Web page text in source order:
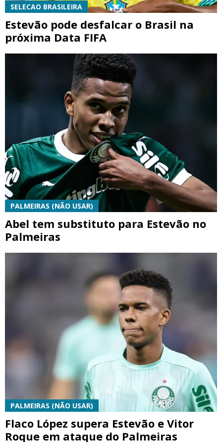
SELECAO BRASILEIRA
Estevão pode desfalcar o Brasil na
próxima Data FIFA
PALMEIRAS (NÃO USAR)
Abel tem substituto para Estevão no
Palmeiras
PALMEIRAS (NÃO USAR)
Flaco López supera Estevão e Vitor
Roque em ataque do Palmeiras